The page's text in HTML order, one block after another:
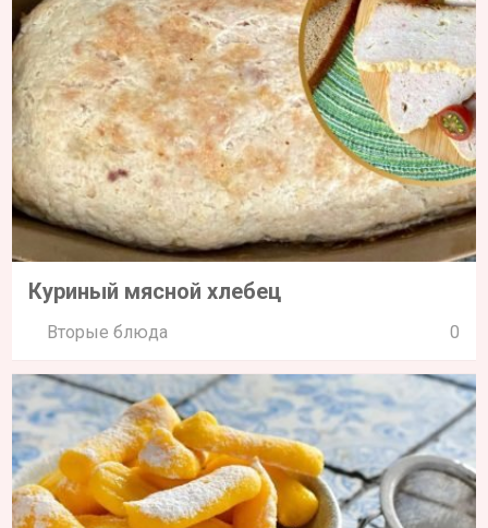
Куриный мясной хлебец
Вторые блюда 0